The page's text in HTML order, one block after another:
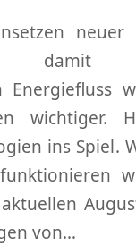
neuer
Energiefluss
wichtiger.
ins Spiel.
von…